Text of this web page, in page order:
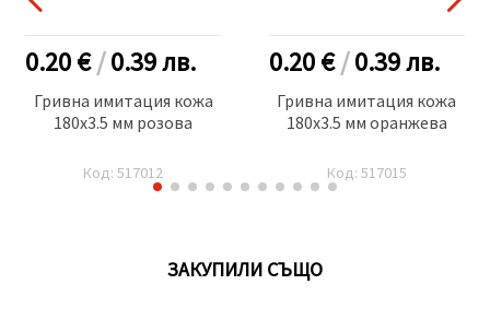
0.20 €/0.39лв.
Гривна имитация кожа
180x3.5 мм розова
Код: 517012
0.20 €/0.39лв.
Гривна имитация кожа
180x3.5 мм оранжева
Код: 517015
ЗАКУПИЛИ СЪЩО